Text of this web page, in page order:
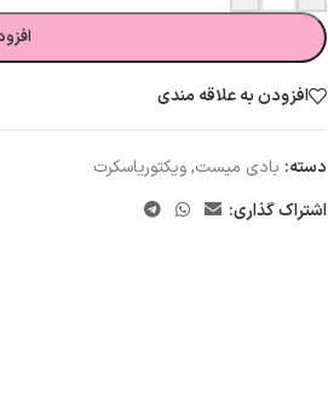
افزودن به علاقه مندی
دسته: بادی میست,ویکتوریاسکرت
اشتراک گذاری: